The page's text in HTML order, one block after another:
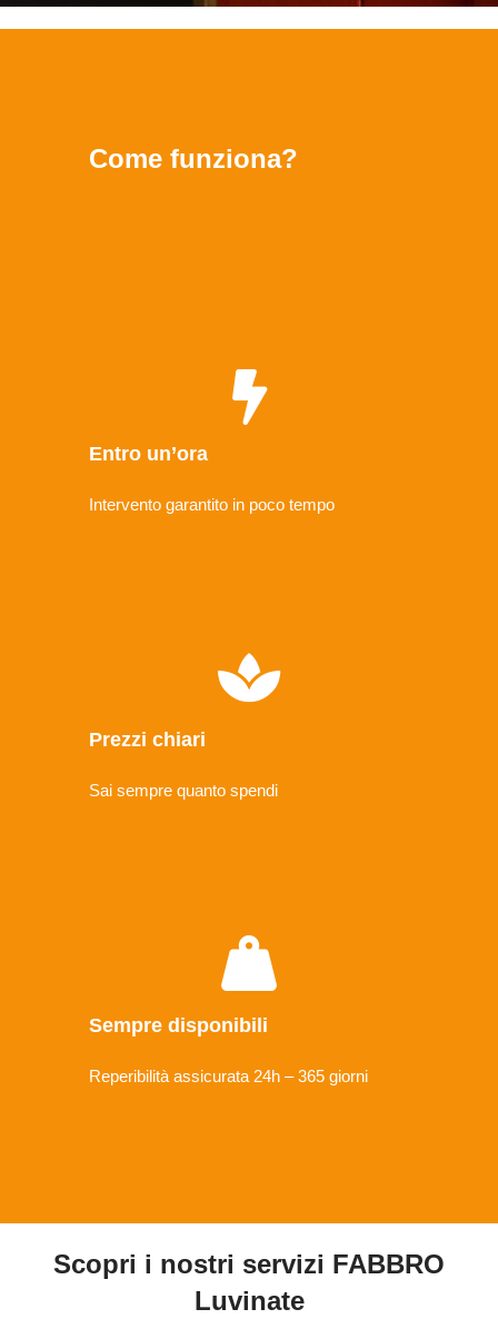
Come funziona?
Entro un’ora
Intervento garantito in poco tempo
Prezzi chiari
Sai sempre quanto spendi
Sempre disponibili
Reperibilità assicurata 24h – 365 giorni
Scopri i nostri servizi FABBRO
Luvinate